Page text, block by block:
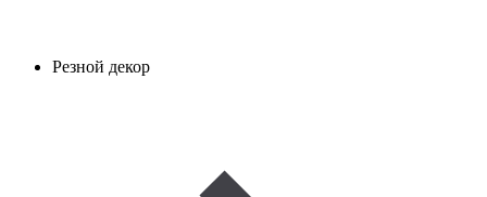
Резной декор